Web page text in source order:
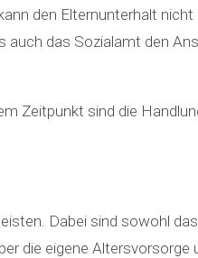
den Elternunterhalt
auch das Sozialamt den
Zeitpunkt sind die
Dabei sind sowohl
die eigene Altersvorsorge